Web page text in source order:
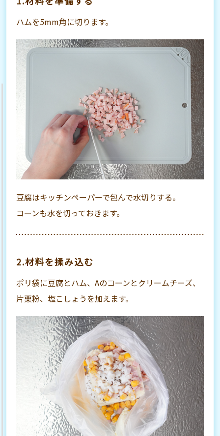
ハムを5mm角に切ります。
豆腐はキッチンペーパーで包んで水切りする。
コーンも水を切っておきます。
2.材料を揉み込む
ポリ袋に豆腐とハム、Aのコーンとクリームチーズ、
片栗粉、塩こしょうを加えます。